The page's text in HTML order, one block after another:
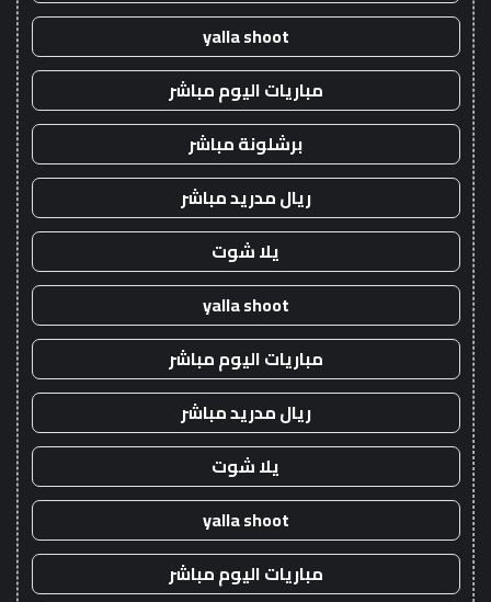
yalla shoot
مباريات اليوم مباشر
برشلونة مباشر
ريال مدريد مباشر
يلا شوت
yalla shoot
مباريات اليوم مباشر
ريال مدريد مباشر
يلا شوت
yalla shoot
مباريات اليوم مباشر